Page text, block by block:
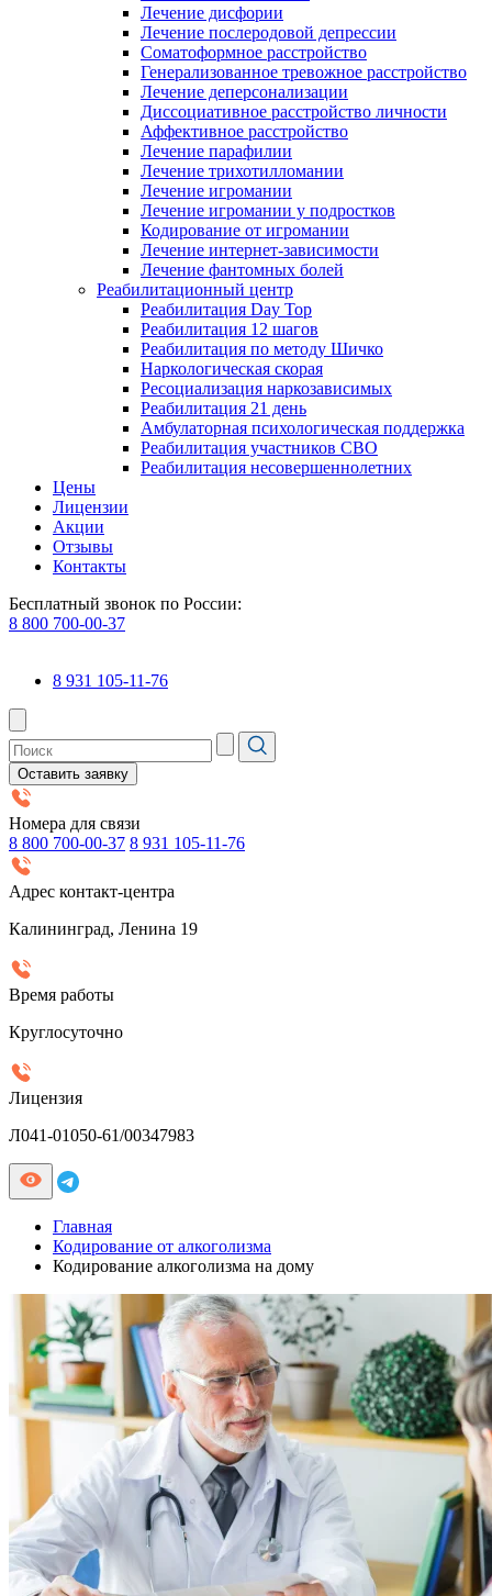
Лечение дисфории
Лечение послеродовой депрессии
Соматоформное расстройство
Генерализованное тревожное расстройство
Лечение деперсонализации
Диссоциативное расстройство личности
Аффективное расстройство
Лечение парафилии
Лечение трихотилломании
Лечение игромании
Лечение игромании у подростков
Кодирование от игромании
Лечение интернет-зависимости
Лечение фантомных болей
Реабилитационный центр
Реабилитация Day Top
Реабилитация 12 шагов
Реабилитация по методу Шичко
Наркологическая скорая
Ресоциализация наркозависимых
Реабилитация 21 день
Амбулаторная психологическая поддержка
Реабилитация участников СВО
Реабилитация несовершеннолетних
Цены
Лицензии
Акции
Отзывы
Контакты
Бесплатный звонок по России:
8 800 700-00-37
8 931 105-11-76
Оставить заявку
Номера для связи
8 800 700-00-37 8 931 105-11-76
Адрес контакт-центра
Калининград, Ленина 19
Время работы
Круглосуточно
Лицензия
Л041-01050-61/00347983
Главная
Кодирование от алкоголизма
Кодирование алкоголизма на дому